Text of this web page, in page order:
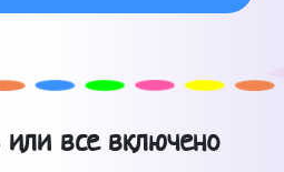
все включено